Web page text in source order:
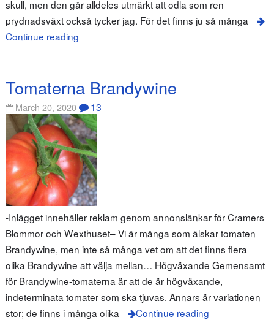
skull, men den går alldeles utmärkt att odla som ren
prydnadsväxt också tycker jag. För det finns ju så många
Continue reading
Tomaterna Brandywine
March 20, 2020 13
-Inlägget innehåller reklam genom annonslänkar för Cramers
Blommor och Wexthuset– Vi är många som älskar tomaten
Brandywine, men inte så många vet om att det finns flera
olika Brandywine att välja mellan… Högväxande Gemensamt
för Brandywine-tomaterna är att de är högväxande,
indeterminata tomater som ska tjuvas. Annars är variationen
stor; de finns i många olika
Continue reading